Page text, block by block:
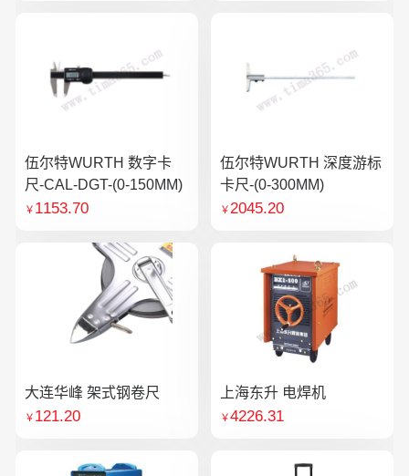
伍尔特WURTH 数字卡
尺-CAL-DGT-(0-150MM)
￥ 1153.70
伍尔特WURTH 深度游标
卡尺-(0-300MM)
￥2045.20
大连华峰 架式钢卷尺
￥ 121.20
上海东升 电焊机
￥4226.31